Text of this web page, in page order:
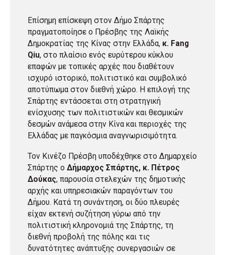
Επίσημη επίσκεψη στον Δήμο Σπάρτης
πραγματοποίησε ο Πρέσβης της Λαϊκής
Δημοκρατίας της Κίνας στην Ελλάδα, κ. Fang
Qiu, στο πλαίσιο ενός ευρύτερου κύκλου
επαφών με τοπικές αρχές που διαθέτουν
ισχυρό ιστορικό, πολιτιστικό και συμβολικό
αποτύπωμα στον διεθνή χώρο. Η επιλογή της
Σπάρτης εντάσσεται στη στρατηγική
ενίσχυσης των πολιτιστικών και θεσμικών
δεσμών ανάμεσα στην Κίνα και περιοχές της
Ελλάδας με παγκόσμια αναγνωρισιμότητα.
Τον Κινέζο Πρέσβη υποδέχθηκε στο Δημαρχείο
Σπάρτης ο Δήμαρχος Σπάρτης, κ. Πέτρος
Δούκας, παρουσία στελεχών της δημοτικής
αρχής και υπηρεσιακών παραγόντων του
Δήμου. Κατά τη συνάντηση, οι δύο πλευρές
είχαν εκτενή συζήτηση γύρω από την
πολιτιστική κληρονομιά της Σπάρτης, τη
διεθνή προβολή της πόλης και τις
δυνατότητες ανάπτυξης συνεργασιών σε